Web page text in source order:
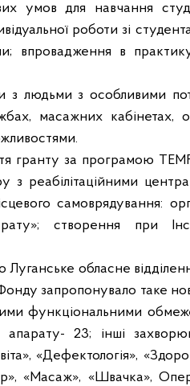
умов для навчання
роботи зі
впровадження в
з людьми з особливими
масажних кабінетах,
гранту за програмою
з реабілітаційними
самоврядування:
створення при
Луганське обласне
запропонувало таке
функціональними
23; інші
«Дефектологія»,
«Масаж», «Швачка»,